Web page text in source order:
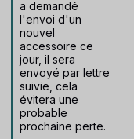
a demandé
l'envoi d'un
nouvel
accessoire ce
jour, il sera
envoyé par lettre
suivie, cela
évitera une
probable
prochaine perte.